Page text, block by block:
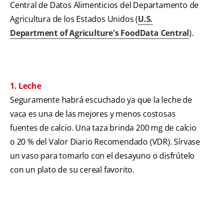
Central de Datos Alimenticios del Departamento de
Agricultura de los Estados Unidos (U.S.
Department of Agriculture's FoodData Central).
1. Leche
Seguramente habrá escuchado ya que la leche de
vaca es una de las mejores y menos costosas
fuentes de calcio. Una taza brinda 200 mg de calcio
o 20 % del Valor Diario Recomendado (VDR). Sírvase
un vaso para tomarlo con el desayuno o disfrútelo
con un plato de su cereal favorito.